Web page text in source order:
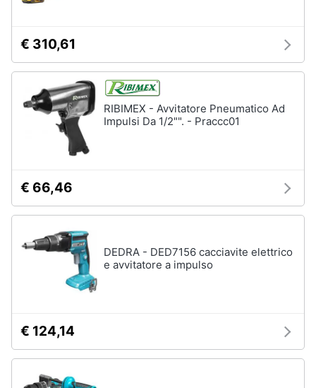
€ 310,61
RIBIMEX - Avvitatore Pneumatico Ad
Impulsi Da 1/2"". - Praccc01
€ 66,46
DEDRA - DED7156 cacciavite elettrico
e avvitatore a impulso
€ 124,14